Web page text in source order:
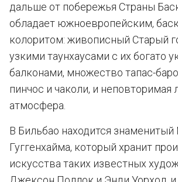
дальше от побережья Страны
обладает южноевропейским,
колоритом: живописный Старый
узкими таунхаусами с их богато
балконами, множество тапас-
пинчос и чаколи, и неповторимая
атмосфера.
В Бильбао находится
Гуггенхайма, который хранит
искусства таких известных